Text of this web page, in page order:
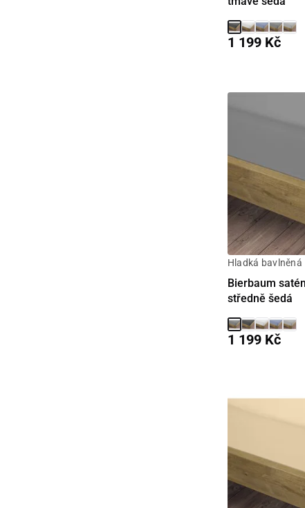
1 199 Kč
Hladká bavlněná
Bierbaum
středně šedá
1 199 Kč